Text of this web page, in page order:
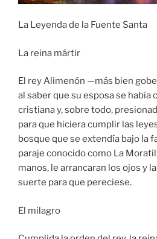
La Leyenda de la Fuente Santa
La reina mártir
El rey Alimenón —más bien
al saber que su esposa se había
cristiana y, sobre todo,
para que hiciera cumplir las
bosque que se extendía bajo la
paraje conocido como La
manos, le arrancaran los ojos y
suerte para que pereciese.
El milagro